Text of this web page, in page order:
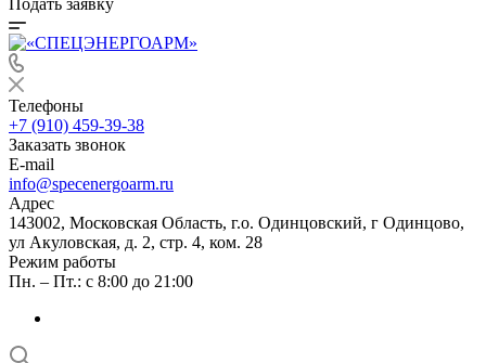
Подать заявку
Телефоны
+7 (910) 459-39-38
Заказать звонок
E-mail
info@specenergoarm.ru
Адрес
143002, Московская Область, г.о. Одинцовский, г Одинцово,
ул Акуловская, д. 2, стр. 4, ком. 28
Режим работы
Пн. – Пт.: с 8:00 до 21:00